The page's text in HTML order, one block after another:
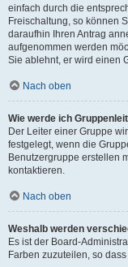
einfach durch die
Freischaltung, so können
daraufhin Ihren Antrag
aufgenommen werden
Sie ablehnt, er wird einen
Nach oben
Wie werde ich
Der Leiter einer Gruppe
festgelegt, wenn die
Benutzergruppe erstellen
kontaktieren.
Nach oben
Weshalb werden
Es ist der Board-
Farben zuzuteilen, so